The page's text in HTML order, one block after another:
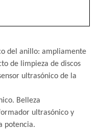
del anillo: ampliamente
de limpieza de discos
ultrasónico de la
Belleza
ultrasónico y
potencia.